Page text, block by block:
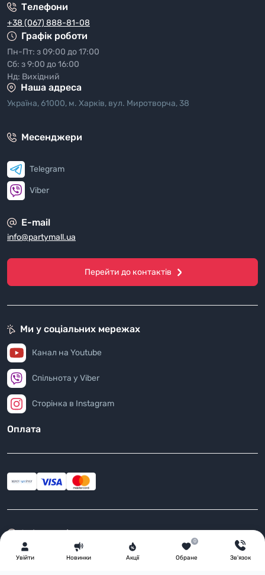
Увiйти Новинки Акції Обране
0
Зв'язок
Телефони
+38 (067) 888-81-08
Графік роботи
Пн-Пт: з 09:00 до 17:00
Сб: з 9:00 до 16:00
Нд: Вихідний
Наша адреса
Україна, 61000, м. Харків, вул. Миротворча, 38
Месенджери
Telegram
Viber
E-mail
info@partymall.ua
Перейти до контактів
Інформація
Повернення товару
Ми у соціальних мережах
Канал на Youtube
Спільнота у Viber
Сторінка в Instagram
Оплата